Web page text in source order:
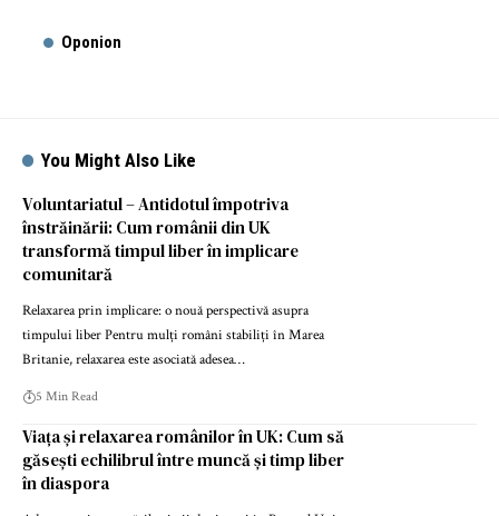
Oponion
You Might Also Like
Voluntariatul – Antidotul împotriva
înstrăinării: Cum românii din UK
transformă timpul liber în implicare
comunitară
Relaxarea prin implicare: o nouă perspectivă asupra
timpului liber Pentru mulți români stabiliți în Marea
Britanie, relaxarea este asociată adesea…
5 Min Read
Viața și relaxarea românilor în UK: Cum să
găsești echilibrul între muncă și timp liber
în diaspora